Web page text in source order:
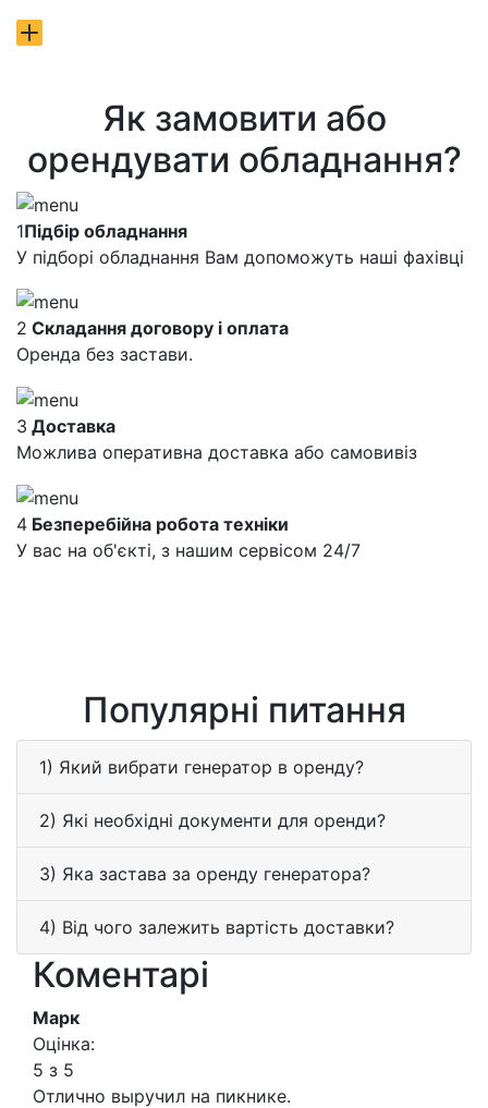
Як замовити або
орендувати обладнання?
1Підбір обладнання
У підборі обладнання Вам допоможуть наші фахівці
2 Складання договору і оплата
Оренда без застави.
3 Доставка
Можлива оперативна доставка або самовивіз
4 Безперебійна робота техніки
У вас на об'єкті, з нашим сервісом 24/7
Популярні питання
1) Який вибрати генератор в оренду?
2) Які необхідні документи для оренди?
3) Яка застава за оренду генератора?
4) Від чого залежить вартість доставки?
Коментарі
Марк
Оцінка:
5 з 5
Отлично выручил на пикнике.